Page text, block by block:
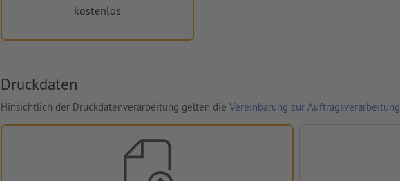
kostenlos
Druckdaten
Hinsichtlich der Druckdatenverarbeitung gelten die Vereinbarung zur Auftragsverarbeitung